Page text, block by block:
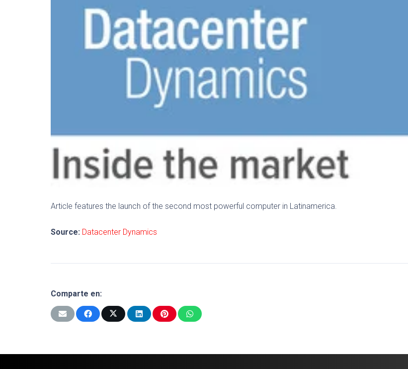
Article features the launch of the second most powerful computer in Latinamerica.
Source: Datacenter Dynamics
Comparte en: